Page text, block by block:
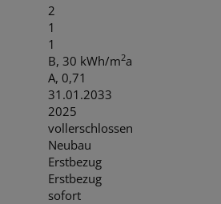
2
1
1
B, 30 kWh/m2a
A, 0,71
31.01.2033
2025
vollerschlossen
Neubau
Erstbezug
Erstbezug
sofort